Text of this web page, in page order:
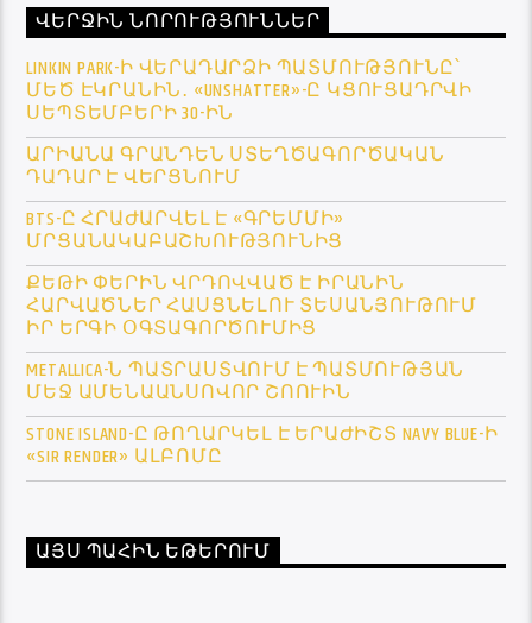
ՎԵՐՋԻՆ ՆՈՐՈՒԹՅՈՒՆՆԵՐ
LINKIN PARK-Ի ՎԵՐԱԴԱՐՁԻ ՊԱՏՄՈՒԹՅՈՒՆԸ՝
ՄԵԾ ԷԿՐԱՆԻՆ․ «UNSHATTER»-Ը ԿՑՈՒՑԱԴՐՎԻ
ՍԵՊՏԵՄԲԵՐԻ 30-ԻՆ
ԱՐԻԱՆԱ ԳՐԱՆԴԵՆ ՍՏԵՂԾԱԳՈՐԾԱԿԱՆ
ԴԱԴԱՐ Է ՎԵՐՑՆՈՒՄ
BTS-Ը ՀՐԱԺԱՐՎԵԼ Է «ԳՐԵՄՄԻ»
ՄՐՑԱՆԱԿԱԲԱՇԽՈՒԹՅՈՒՆԻՑ
ՔԵԹԻ ՓԵՐԻՆ ՎՐԴՈՎՎԱԾ Է ԻՐԱՆԻՆ
ՀԱՐՎԱԾՆԵՐ ՀԱՍՑՆԵԼՈՒ ՏԵՍԱՆՅՈՒԹՈՒՄ
ԻՐ ԵՐԳԻ ՕԳՏԱԳՈՐԾՈՒՄԻՑ
METALLICA-Ն ՊԱՏՐԱՍՏՎՈՒՄ Է ՊԱՏՄՈՒԹՅԱՆ
ՄԵՋ ԱՄԵՆԱԱՆՍՈՎՈՐ ՇՈՈՒԻՆ
STONE ISLAND-Ը ԹՈՂԱՐԿԵԼ Է ԵՐԱԺԻՇՏ NAVY BLUE-Ի
«SIR RENDER» ԱԼԲՈՄԸ
ԱՅՍ ՊԱՀԻՆ ԵԹԵՐՈՒՄ